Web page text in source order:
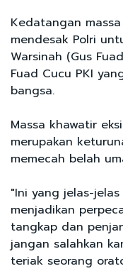
Kedatangan
mendesak Polri
Warsinah (Gus
Fuad Cucu PKI
bangsa.
Massa khawatir
merupakan
memecah belah
"Ini yang jelas-
menjadikan
tangkap dan
jangan salahkan
teriak seorang